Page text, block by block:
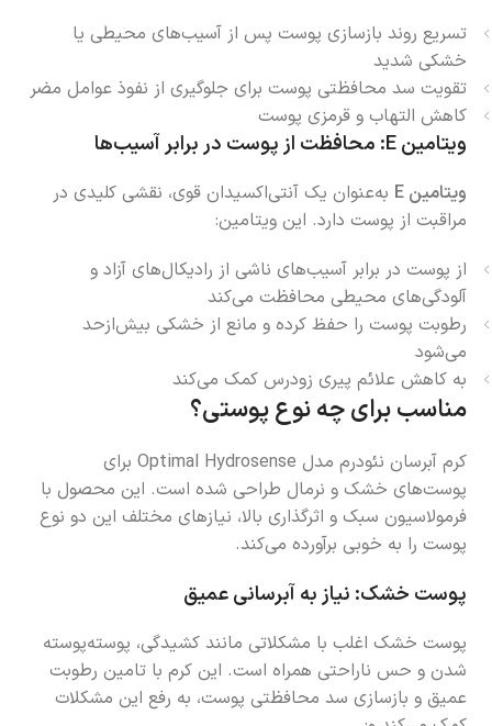
تسریع روند بازسازی پوست پس از آسیب‌های محیطی یا
خشکی شدید
تقویت سد محافظتی پوست برای جلوگیری از نفوذ عوامل مضر
کاهش التهاب و قرمزی پوست
ویتامین E: محافظت از پوست در برابر آسیب‌ها
ویتامین E
به‌عنوان یک آنتی‌اکسیدان قوی، نقشی کلیدی در
مراقبت از پوست دارد. این ویتامین:
از پوست در برابر آسیب‌های ناشی از رادیکال‌های آزاد و
آلودگی‌های محیطی محافظت می‌کند
رطوبت پوست را حفظ کرده و مانع از خشکی بیش‌ازحد
می‌شود
به کاهش علائم پیری زودرس کمک می‌کند
مناسب برای چه نوع پوستی؟
کرم آبرسان نئودرم مدل Optimal Hydrosense برای
پوست‌های خشک و نرمال طراحی شده است. این محصول با
فرمولاسیون سبک و اثرگذاری بالا، نیازهای مختلف این دو نوع
پوست را به خوبی برآورده می‌کند.
پوست خشک: نیاز به آبرسانی عمیق
پوست خشک اغلب با مشکلاتی مانند کشیدگی، پوسته‌پوسته
شدن و حس ناراحتی همراه است. این کرم با تامین رطوبت
عمیق و بازسازی سد محافظتی پوست، به رفع این مشکلات